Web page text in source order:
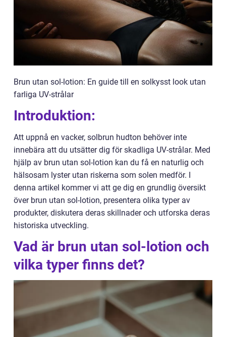
Brun utan sol-lotion: En guide till en solkysst look utan
farliga UV-strålar
Introduktion:
Att uppnå en vacker, solbrun hudton behöver inte
innebära att du utsätter dig för skadliga UV-strålar. Med
hjälp av brun utan sol-lotion kan du få en naturlig och
hälsosam lyster utan riskerna som solen medför. I
denna artikel kommer vi att ge dig en grundlig översikt
över brun utan sol-lotion, presentera olika typer av
produkter, diskutera deras skillnader och utforska deras
historiska utveckling.
Vad är brun utan sol-lotion och
vilka typer finns det?